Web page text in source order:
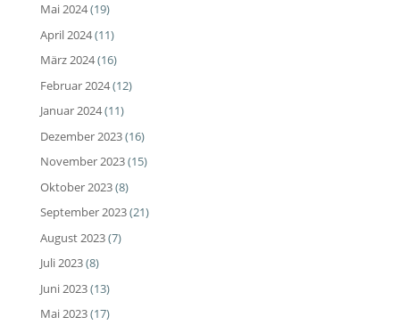
Mai 2024(19)
April 2024(11)
März 2024(16)
Februar 2024(12)
Januar 2024(11)
Dezember 2023(16)
November 2023(15)
Oktober 2023(8)
September 2023(21)
August 2023(7)
Juli 2023(8)
Juni 2023(13)
Mai 2023(17)